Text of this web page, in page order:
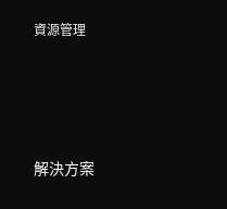
資源管理
解決方案